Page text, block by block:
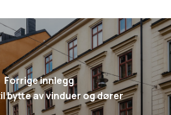
Forrige innlegg
bytte av vinduer og dører